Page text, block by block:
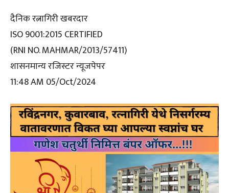
दैनिक रत्नागिरी खबरदार
ISO 9001:2015 CERTIFIED
(RNI NO. MAHMAR/2013/57411)
शासनमान्य रजिस्टर न्यूजपेपर
11:48 AM 05/Oct/2024